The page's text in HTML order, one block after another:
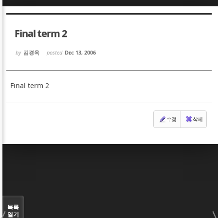
Final term 2
by 김경옥 posted Dec 13, 2006
Final term 2
수정 삭제
목록
열기
Sketchbook5, 스케치북5
Sketchbook5, 스케치북5
Sketchbook5, 스케치북5
Sketchbook5, 스케치북5